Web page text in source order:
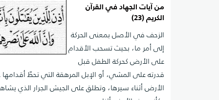
من آيات الجهاد في القرآن
الكريم (23)
الزحف في الأصل بمعنى الحركة
إلى أمر ما، بحيث تسحب الأقدام
على الأرض كحركة الطفل قبل
قدرته على المشي، أو الإبل المرهقة التي تحطّ
الأرض أثناء سيرها، وتطلق على الجيش الجرار الذي